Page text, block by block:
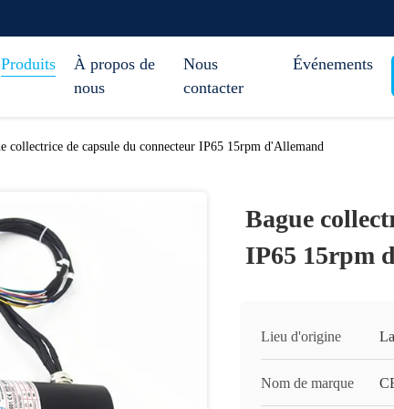
Produits
À propos de
nous
Nous
contacter
Événements
collectrice de capsule du connecteur IP65 15rpm d'Allemand
Bague
IP65 15rpm
Lieu d'origine
Nom de marque